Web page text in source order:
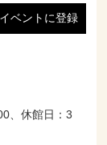
ベントに登録
、休館日：3